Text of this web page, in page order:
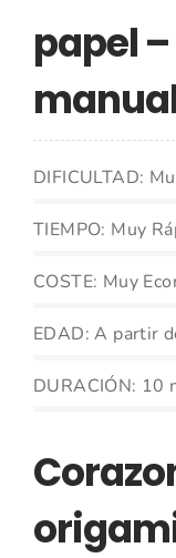
papel
DIFICULTAD:
TIEMPO: Muy
COSTE: Muy
EDAD: A partir
DURACIÓN: 10